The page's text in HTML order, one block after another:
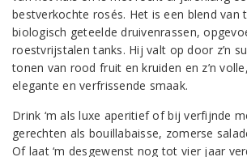
bestverkochte rosés. Het is een blend van
biologisch geteelde druivenrassen,
roestvrijstalen tanks. Hij valt op door z’n
tonen van rood fruit en kruiden en z’n
elegante en verfrissende smaak.
Drink ‘m als luxe aperitief of bij verfijnde
gerechten als bouillabaisse, zomerse
Of laat ‘m desgewenst nog tot vier jaar